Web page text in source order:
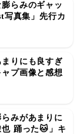
らみのギャッ
写真集」先行カ
りにも良すぎ
プ画像と感想
みがあまりに
踊った🐱」キ